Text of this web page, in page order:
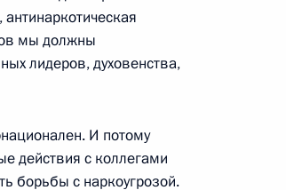
мы должны
лидеров, духовенства,
И потому
действия с коллегами
борьбы с наркоугрозой.